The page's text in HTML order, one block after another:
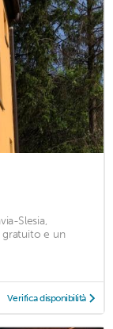
Slesia,
gratuito e un
Verifica disponibilità